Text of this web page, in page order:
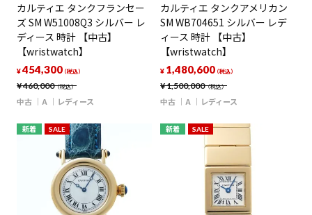
カルティエ タンクフランセー
ズ SM W51008Q3 シルバー レ
ディース 時計 【中古】
【wristwatch】
¥460,000（税込）
¥454,300（税込）
中古 A レディース
カルティエ タンクアメリカン
SM WB704651 シルバー レデ
ィース 時計 【中古】
【wristwatch】
¥1,500,000（税込）
¥ 1,480,600（税込）
中古 A レディース
新着 SALE 新着 SALE